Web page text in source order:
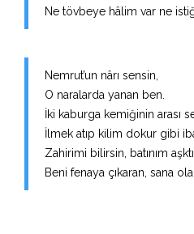
Ne tövbeye hâlim var ne
Nemrut’un nârı sensin,
O naralarda yanan ben.
İki kaburga kemiğinin arası
İlmek atıp kilim dokur gibi
Zahirimi bilirsin, batınım
Beni fenaya çıkaran, sana